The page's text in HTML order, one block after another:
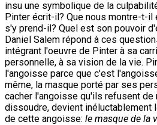
insu une symbolique de la
Pinter écrit-il? Que nous montre-t-il
s'y prend-il? Quel est son pouvoir
Daniel Salem répond à ces
intégrant l'oeuvre de Pinter à sa
personnelle, à sa vision de la vie.
l'angoisse parce que c'est
même, la masque porté par ses
cacher l'angoisse qu'ils refusent de
dissoudre, devient inéluctablement
de cette angoisse: le masque de la